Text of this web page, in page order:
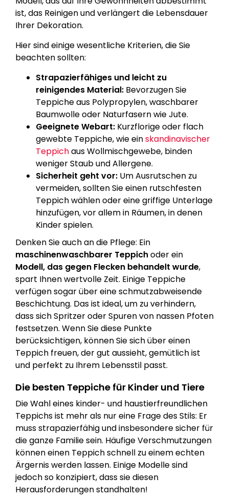
ist, das Reinigen und verlängert die Lebensdauer
Ihrer Dekoration.
Hier sind einige wesentliche Kriterien, die Sie
beachten sollten:
Strapazierfähiges und leicht zu
reinigendes Material: Bevorzugen Sie
Teppiche aus Polypropylen, waschbarer
Baumwolle oder Naturfasern wie Jute.
Geeignete Webart: Kurzflorige oder flach
gewebte Teppiche, wie einskandinavischer
Teppichaus Wollmischgewebe, binden
weniger Staub und Allergene.
Sicherheit geht vor: Um Ausrutschen zu
vermeiden, sollten Sie einen rutschfesten
Teppich wählen oder eine griffige Unterlage
hinzufügen, vor allem in Räumen, in denen
Kinder spielen.
Denken Sie auch an die Pflege: Ein
maschinenwaschbarer Teppichoder ein
Modell, das gegen Flecken behandelt wurde,
spart Ihnen wertvolle Zeit. Einige Teppiche
verfügen sogar über eine schmutzabweisende
Beschichtung. Das ist ideal, um zu verhindern,
dass sich Spritzer oder Spuren von nassen Pfoten
festsetzen. Wenn Sie diese Punkte
berücksichtigen, können Sie sich über einen
Teppich freuen, der gut aussieht, gemütlich ist
und perfekt zu Ihrem Lebensstil passt.
Die besten Teppiche für Kinder und Tiere
Die Wahl eines kinder- und haustierfreundlichen
Teppichs ist mehr als nur eine Frage des Stils: Er
muss strapazierfähig und insbesondere sicher für
die ganze Familie sein. Häufige Verschmutzungen
können einen Teppich schnell zu einem echten
Ärgernis werden lassen. Einige Modelle sind
jedoch so konzipiert, dass sie diesen
Herausforderungen standhalten!